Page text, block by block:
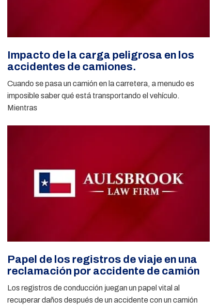
Impacto de la carga peligrosa en los
accidentes de camiones.
Cuando se pasa un camión en la carretera, a menudo es
imposible saber qué está transportando el vehículo.
Mientras
Papel de los registros de viaje en una
reclamación por accidente de camión
Los registros de conducción juegan un papel vital al
recuperar daños después de un accidente con un camión